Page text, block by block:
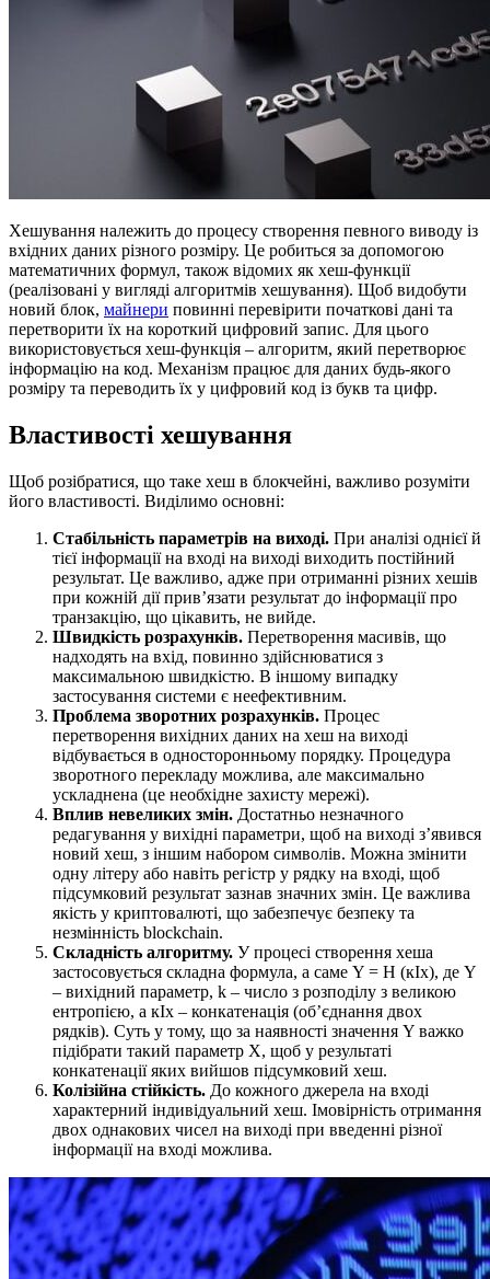
Хешування належить до процесу створення певного виводу із
вхідних даних різного розміру. Це робиться за допомогою
математичних формул, також відомих як хеш-функції
(реалізовані у вигляді алгоритмів хешування). Щоб видобути
новий блок, майнери повинні перевірити початкові дані та
перетворити їх на короткий цифровий запис. Для цього
використовується хеш-функція – алгоритм, який перетворює
інформацію на код. Механізм працює для даних будь-якого
розміру та переводить їх у цифровий код із букв та цифр.
Властивості хешування
Щоб розібратися, що таке хеш в блокчейні, важливо розуміти
його властивості. Виділимо основні:
Стабільність параметрів на виході. При аналізі однієї й
тієї інформації на вході на виході виходить постійний
результат. Це важливо, адже при отриманні різних хешів
при кожній дії прив’язати результат до інформації про
транзакцію, що цікавить, не вийде.
Швидкість розрахунків. Перетворення масивів, що
надходять на вхід, повинно здійснюватися з
максимальною швидкістю. В іншому випадку
застосування системи є неефективним.
Проблема зворотних розрахунків. Процес
перетворення вихідних даних на хеш на виході
відбувається в односторонньому порядку. Процедура
зворотного перекладу можлива, але максимально
ускладнена (це необхідне захисту мережі).
Вплив невеликих змін. Достатньо незначного
редагування у вихідні параметри, щоб на виході з’явився
новий хеш, з іншим набором символів. Можна змінити
одну літеру або навіть регістр у рядку на вході, щоб
підсумковий результат зазнав значних змін. Це важлива
якість у криптовалюті, що забезпечує безпеку та
незмінність blockchain.
Складність алгоритму. У процесі створення хеша
застосовується складна формула, а саме Y = H (кIх), де Y
– вихідний параметр, k – число з розподілу з великою
ентропією, а кIх – конкатенація (об’єднання двох
рядків). Суть у тому, що за наявності значення Y важко
підібрати такий параметр Х, щоб у результаті
конкатенації яких вийшов підсумковий хеш.
Колізійна стійкість. До кожного джерела на вході
характерний індивідуальний хеш. Імовірність отримання
двох однакових чисел на виході при введенні різної
інформації на вході можлива.